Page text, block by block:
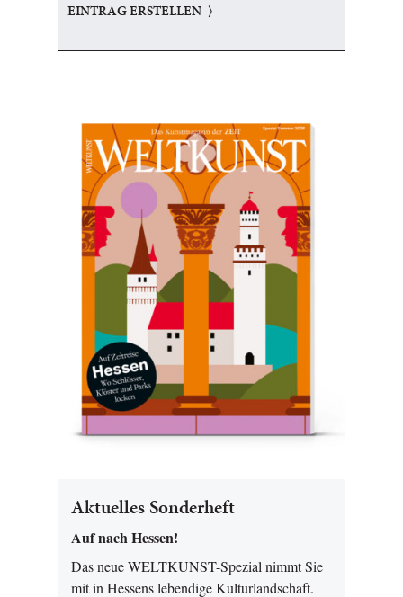
EINTRAG ERSTELLEN
Aktuelles Sonderheft
Auf nach Hessen!
Das neue WELTKUNST-Spezial nimmt Sie
mit in Hessens lebendige Kulturlandschaft.